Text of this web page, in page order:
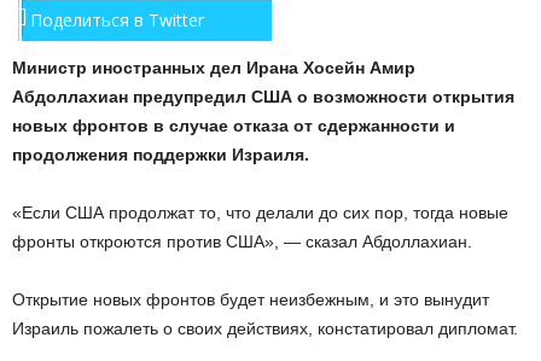
Поделиться в Twitter
Министр иностранных дел Ирана Хосейн Амир
Абдоллахиан предупредил США о возможности открытия
новых фронтов в случае отказа от сдержанности и
продолжения поддержки Израиля.
«Если США продолжат то, что делали до сих пор, тогда новые
фронты откроются против США», — сказал Абдоллахиан.
Открытие новых фронтов будет неизбежным, и это вынудит
Израиль пожалеть о своих действиях, констатировал дипломат.